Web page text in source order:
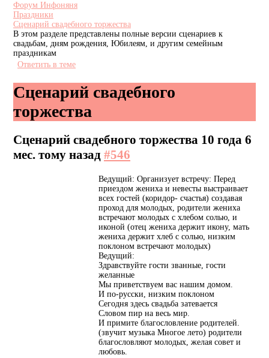
Форум Инфоняня
Праздники
Сценарий свадебного торжества
В этом разделе представлены полные версии сценариев к
свадьбам, дням рождения, Юбилеям, и другим семейным
праздникам
Ответить в теме
Сценарий свадебного
торжества
Сценарий свадебного торжества 10 года 6
мес. тому назад #546
Ведущий: Организует встречу: Перед
приездом жениха и невесты выстраивает
всех гостей (коридор- счастья) создавая
проход для молодых, родители жениха
встречают молодых с хлебом солью, и
иконой (отец жениха держит икону, мать
жениха держит хлеб с солью, низким
поклоном встречают молодых)
Ведущий:
Здравствуйте гости званные, гости
желанные
Мы приветствуем вас нашим домом.
И по-русски, низким поклоном
Сегодня здесь свадьба затевается
Словом пир на весь мир.
И примите благословление родителей.
(звучит музыка Многое лето) родители
благословляют молодых, желая совет и
любовь.